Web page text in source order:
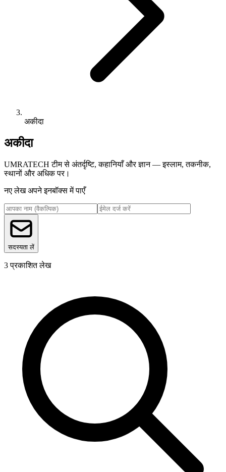
अकीदा
अकीदा
UMRATECH टीम से अंतर्दृष्टि, कहानियाँ और ज्ञान — इस्लाम, तकनीक,
स्थानों और अधिक पर।
नए लेख अपने इनबॉक्स में पाएँ
सदस्यता लें
3 प्रकाशित लेख